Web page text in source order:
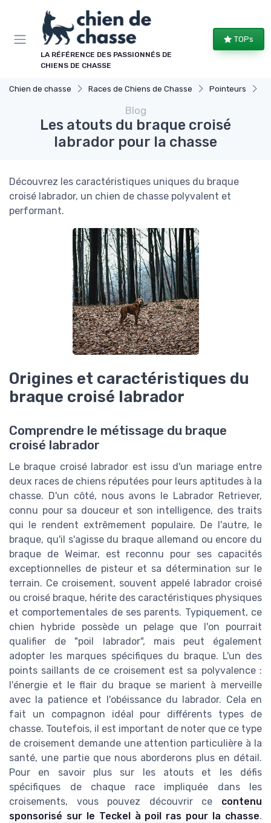
LA RÉFÉRENCE DES PASSIONNÉS DE
CHIENS DE CHASSE
TOPs
Chien de chasse Races de Chiens de Chasse Pointeurs
Blog
Les atouts du braque croisé
labrador pour la chasse
Découvrez les caractéristiques uniques du braque
croisé labrador, un chien de chasse polyvalent et
performant.
Origines et caractéristiques du
braque croisé labrador
Comprendre le métissage du braque
croisé labrador
Le braque croisé labrador est issu d'un mariage entre
deux races de chiens réputées pour leurs aptitudes à la
chasse. D'un côté, nous avons le Labrador Retriever,
connu pour sa douceur et son intelligence, des traits
qui le rendent extrêmement populaire. De l'autre, le
braque, qu'il s'agisse du braque allemand ou encore du
braque de Weimar, est reconnu pour ses capacités
exceptionnelles de pisteur et sa détermination sur le
terrain. Ce croisement, souvent appelé labrador croisé
ou croisé braque, hérite des caractéristiques physiques
et comportementales de ses parents. Typiquement, ce
chien hybride possède un pelage que l'on pourrait
qualifier de "poil labrador", mais peut également
adopter les marques spécifiques du braque. L'un des
points saillants de ce croisement est sa polyvalence :
l'énergie et le flair du braque se marient à merveille
avec la patience et l'obéissance du labrador. Cela en
fait un compagnon idéal pour différents types de
chasse. Toutefois, il est important de noter que ce type
de croisement demande une attention particulière à la
santé, une partie que nous aborderons plus en détail.
Pour en savoir plus sur les atouts et les défis
spécifiques de chaque race impliquée dans les
croisements, vous pouvez découvrir ce contenu
sponsorisé sur le Teckel à poil ras pour la chasse.
Panneau de gestion des cookies